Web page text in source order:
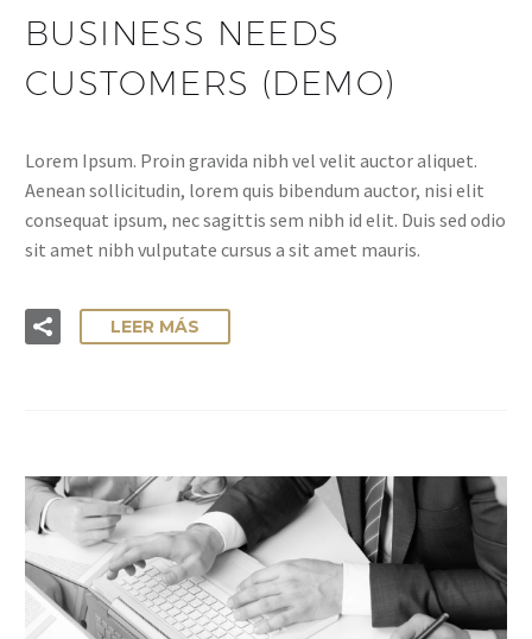
BUSINESS NEEDS
CUSTOMERS (DEMO)
Lorem Ipsum. Proin gravida nibh vel velit auctor aliquet.
Aenean sollicitudin, lorem quis bibendum auctor, nisi elit
consequat ipsum, nec sagittis sem nibh id elit. Duis sed odio
sit amet nibh vulputate cursus a sit amet mauris.
LEER MÁS